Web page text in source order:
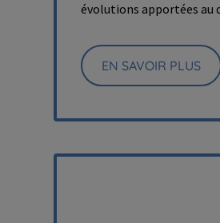
évolutions apportées
EN SAVOIR PLUS